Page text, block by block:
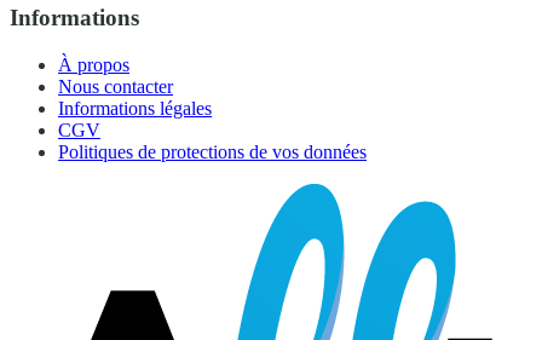
Informations
À propos
Nous contacter
Informations légales
CGV
Politiques de protections de vos données